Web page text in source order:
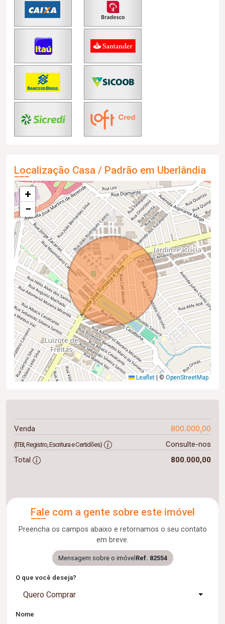
Localização Casa / Padrão em Uberlândia
+
−
Leaflet © OpenStreetMap
Venda 800.000,00
(ITBI, Registro, Escritura e Certidões)
Consulte-nos
Total
800.000,00
Fale com a gente sobre este imóvel
Preencha os campos abaixo e retornamos o seu contato
em breve.
Mensagem sobre o imóvel Ref. 82554
O que você deseja?
Quero Comprar
Nome